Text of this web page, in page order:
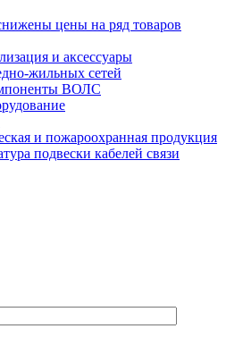
цены на ряд товаров
и аксессуары
жильных сетей
ВОЛС
и пожароохранная продукция
подвески кабелей связи